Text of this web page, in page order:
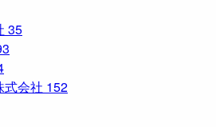
35
式会社 152